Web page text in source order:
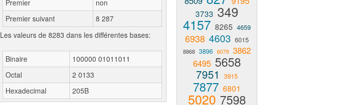
Premier
non
Premier suivant
8 287
Les valeurs de 8283 dans les différentes bases:
Binaire
100000 01011011
Octal
2 0133
Hexadecimal
205B
3733 349
4157 8265 4659
6938 4603 6015
8868 3896 6079 3862
6495 5658
7951 3915
7877 6801
5020 7598